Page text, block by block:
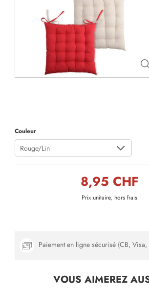
Couleur
Rouge/Lin
8,95 CHF
Prix unitaire, hors frais
Paiement en ligne sécurisé (CB, Visa,
VOUS AIMEREZ